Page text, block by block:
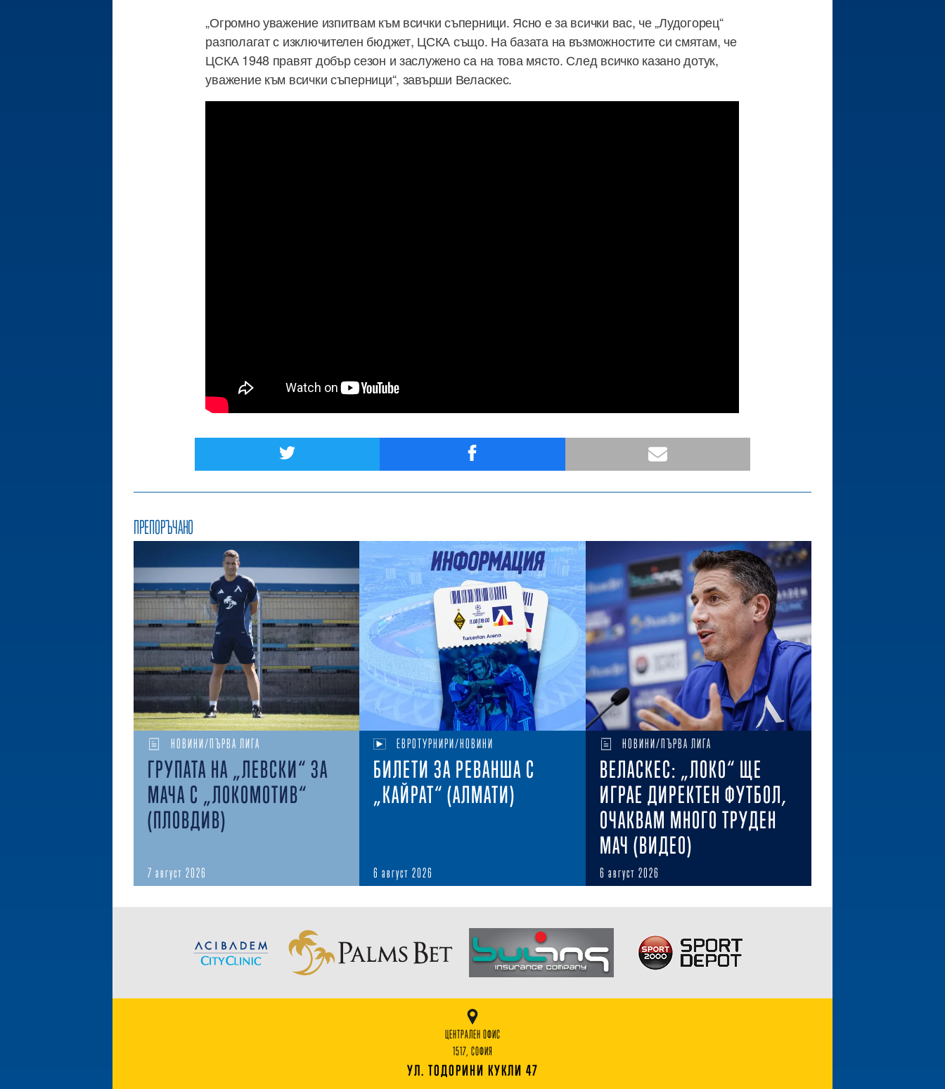
„Огромно уважение изпитвам към всички съперници. Ясно е за всички вас, че „Лудогорец“
разполагат с изключителен бюджет, ЦСКА също. На базата на възможностите си смятам, че
ЦСКА 1948 правят добър сезон и заслужено са на това място. След всичко казано дотук,
уважение към всички съперници“, завърши Веласкес.
ПРЕПОРЪЧАНО
НОВИНИ/ПЪРВА ЛИГА
ГРУПАТА НА „ЛЕВСКИ“ ЗА
МАЧА С „ЛОКОМОТИВ“
(ПЛОВДИВ)
7 август 2026
ЕВРОТУРНИРИ/НОВИНИ
БИЛЕТИ ЗА РЕВАНША С
„КАЙРАТ“ (АЛМАТИ)
6 август 2026
НОВИНИ/ПЪРВА ЛИГА
ВЕЛАСКЕС: „ЛОКО“ ЩЕ
ИГРАЕ ДИРЕКТЕН ФУТБОЛ,
ОЧАКВАМ МНОГО ТРУДЕН
МАЧ (ВИДЕО)
6 август 2026
ЦЕНТРАЛЕН ОФИС
1517, СОФИЯ
УЛ. ТОДОРИНИ КУКЛИ 47